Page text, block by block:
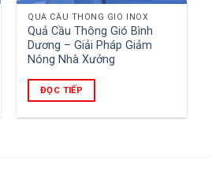
QUẢ CẦU THÔNG GIÓ INOX
Quả Cầu Thông Gió Bình
Dương – Giải Pháp Giảm
Nóng Nhà Xưởng
ĐỌC TIẾP